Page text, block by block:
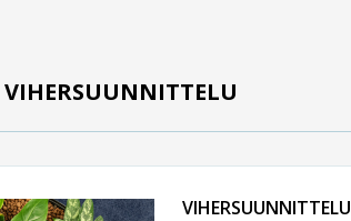
VIHERSUUNNITTELU
VIHERSUUNNITTELU